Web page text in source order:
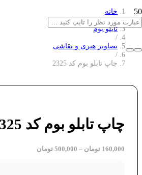
خانه
/
تابلو بوم
/
تصاویر هنری و نقاشی
/
چاپ تابلو بوم کد 2325
چاپ تابلو بوم کد 2325
160,000 تومان –
500,000 تومان